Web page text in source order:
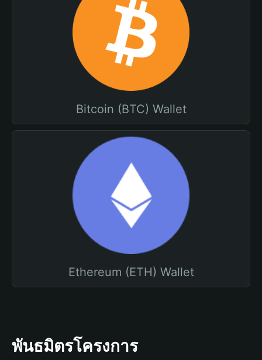
Bitcoin (BTC) Wallet
Ethereum (ETH) Wallet
พันธมิตรโครงการ